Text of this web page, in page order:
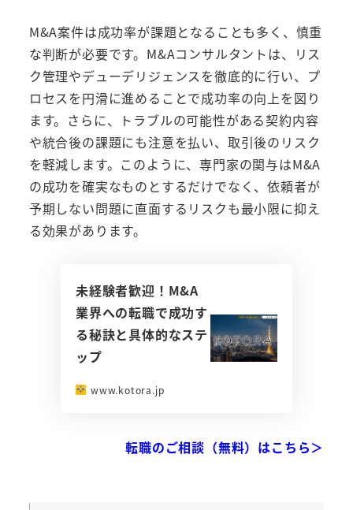
M&A案件は成功率が課題となることも多く、慎重
な判断が必要です。M&Aコンサルタントは、リス
ク管理やデューデリジェンスを徹底的に行い、プ
ロセスを円滑に進めることで成功率の向上を図り
ます。さらに、トラブルの可能性がある契約内容
や統合後の課題にも注意を払い、取引後のリスク
を軽減します。このように、専門家の関与はM&A
の成功を確実なものとするだけでなく、依頼者が
予期しない問題に直面するリスクも最小限に抑え
る効果があります。
未経験者歓迎！M&A
業界への転職で成功す
る秘訣と具体的なステ
ップ
www.kotora.jp
転職のご相談（無料）はこちら＞